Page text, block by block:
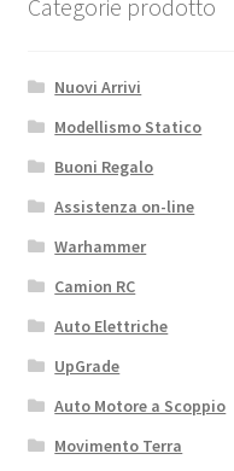
Categorie prodotto
Nuovi Arrivi
Modellismo Statico
Buoni Regalo
Assistenza on-line
Warhammer
Camion RC
Auto Elettriche
UpGrade
Auto Motore a Scoppio
Movimento Terra